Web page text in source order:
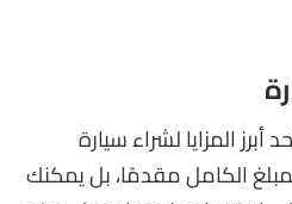
المزايا لشراء سيارة
الكامل مقدمًا، بل يمكنك